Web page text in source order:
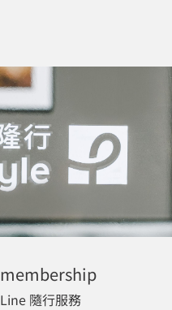
membership
Line 隨行服務